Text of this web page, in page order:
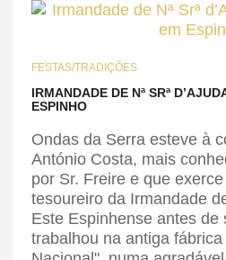
FESTAS/TRADIÇÕES
IRMANDADE DE Nª SRª
ESPINHO
Ondas da Serra esteve à
António Costa, mais
por Sr. Freire e que
tesoureiro da Irmandade
Este Espinhense antes de
trabalhou na antiga